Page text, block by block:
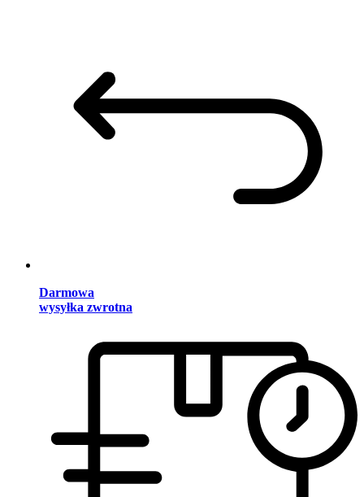
Darmowa
wysyłka zwrotna